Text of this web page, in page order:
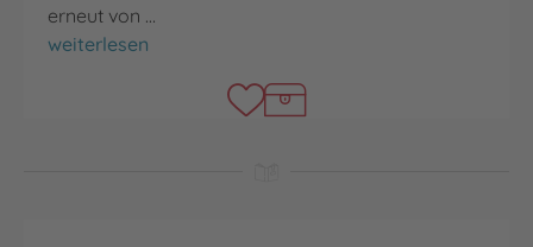
erneut von …
Rabenkuss
weiterlesen